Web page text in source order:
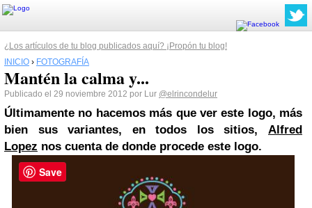
¿Los artículos de tu blog publicados aquí? ¡Propón tu blog!
INICIO › FOTOGRAFÍA
Mantén la calma y...
Publicado el 29 noviembre 2012 por Lur @elrincondelur
Últimamente no hacemos más que ver este logo, más
bien sus variantes, en todos los sitios, Alfred
Lopez nos cuenta de donde procede este logo.
Save